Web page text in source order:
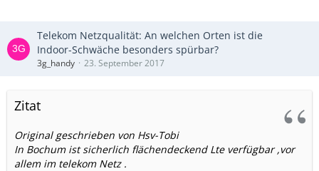
Telekom Netzqualität: An welchen Orten ist die
Indoor-Schwäche besonders spürbar?
3g_handy 23. September 2017
Zitat
Original geschrieben von Hsv-Tobi
In Bochum ist sicherlich flächendeckend Lte verfügbar ,vor
allem im telekom Netz .